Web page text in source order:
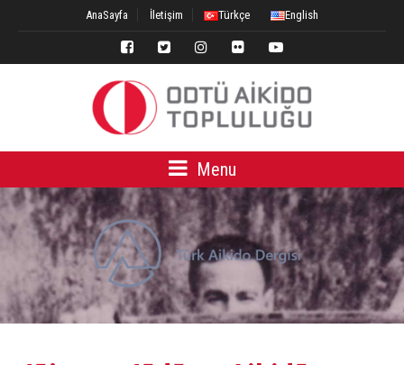
AnaSayfa İletişim Türkçe English
Menu